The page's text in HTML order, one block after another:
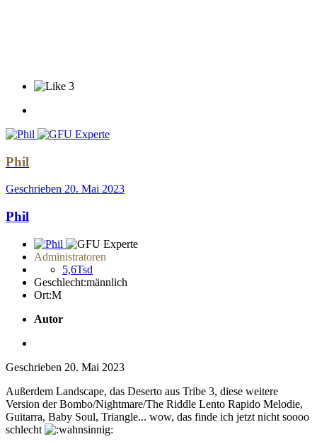
3
Phil
Geschrieben 20. Mai 2023
Phil
Administratoren
5,6Tsd
Geschlecht:männlich
Ort:M
Autor
Geschrieben 20. Mai 2023
Außerdem Landscape, das Deserto aus Tribe 3, diese weitere
Version der Bombo/Nightmare/The Riddle Lento Rapido Melodie,
Guitarra, Baby Soul, Triangle... wow, das finde ich jetzt nicht soooo
schlecht